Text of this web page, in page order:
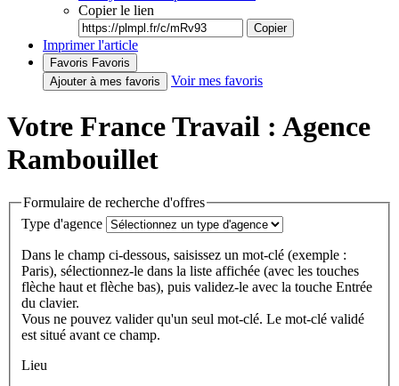
Copier le lien
Copier
Imprimer l'article
Favoris Favoris
Ajouter à mes favoris
Voir mes favoris
Votre France Travail : Agence
Rambouillet
Formulaire de recherche d'offres
Type d'agence
Dans le champ ci-dessous, saisissez un mot-clé (exemple :
Paris), sélectionnez-le dans la liste affichée (avec les touches
flèche haut et flèche bas), puis validez-le avec la touche Entrée
du clavier.
Vous ne pouvez valider qu'un seul mot-clé. Le mot-clé validé
est situé avant ce champ.
Lieu